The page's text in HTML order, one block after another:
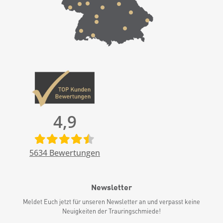
4,9
5634 Bewertungen
Newsletter
Meldet Euch jetzt für unseren Newsletter an und verpasst keine
Neuigkeiten der Trauringschmiede!